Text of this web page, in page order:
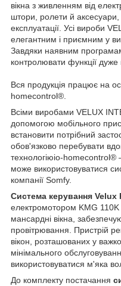
вікна з живленням від
штори, ролети й аксесуари,
експлуатації. Усі вироби
елегантним і приємним у
Завдяки наявним програмам
контролювати функції дуже
Вся продукція працює на
homecontrol®.
Всіми виробами VELUX
допомогою мобільного
встановити потрібний
обов'язково перебувати
технологіюio-homecontrol®
може використовуватися
компанії Somfy.
Система керування Velux
електромотором KMG 110K
мансардні вікна,
провітрювання. Пристрій
вікон, розташованих у
мінімального
використовуватися м'яка
До комплекту постачання